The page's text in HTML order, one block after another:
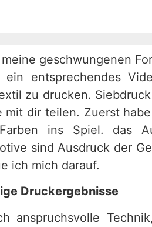
geschwungenen
entsprechendes
zu drucken.
dir teilen. Zuerst
ins Spiel. das
sind Ausdruck der
ich mich darauf.
Druckergebnisse
anspruchsvolle